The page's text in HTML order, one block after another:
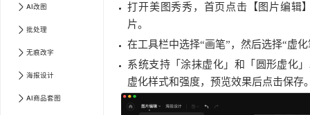
AI改图
批处理
无痕改字
海报设计
AI商品套图
打开美图秀秀，首页点击【图片编辑
片。
在工具栏中选择“画笔”，然后选择“虚化
系统支持「涂抹虚化」和「圆形虚化
虚化样式和强度，预览效果后点击保存